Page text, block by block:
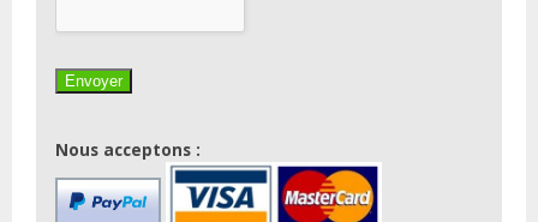
Nous acceptons :